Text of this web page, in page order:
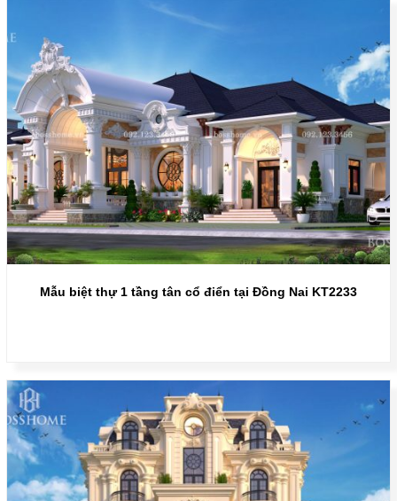
Mẫu biệt thự 1 tầng tân cổ điển tại Đồng Nai KT2233